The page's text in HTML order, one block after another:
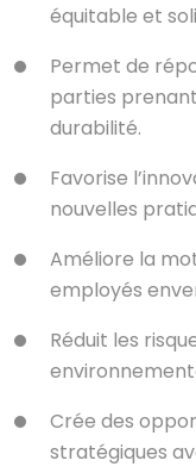
équitable et
Permet de
parties
durabilité.
Favorise
nouvelles
Améliore la
employés
Réduit les
Crée des
stratégiques